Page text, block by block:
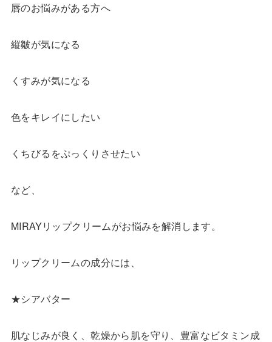
唇のお悩みがある方へ
縦皺が気になる
くすみが気になる
色をキレイにしたい
くちびるをぷっくりさせたい
など、
MIRAYリップクリームがお悩みを解消します。
リップクリームの成分には、
★シアバター
肌なじみが良く、乾燥から肌を守り、豊富なビタミン成